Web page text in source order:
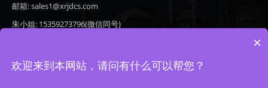
邮箱: sales1@xrjdcs.com
朱小姐: 15359273796(微信同号)
地址: 厦门市翔安区新澳路510号海峡现代城A座6楼609
×
欢迎来到本网站，请问有什么可以帮您？